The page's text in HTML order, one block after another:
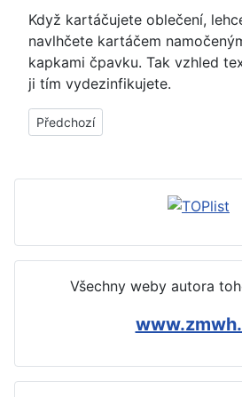
Když kartáčujete oblečení,
navlhčete kartáčem
kapkami čpavku. Tak vzhled
ji tím vydezinfikujete.
Předchozí článek: Kožené
Předchozí
Všechny weby autora